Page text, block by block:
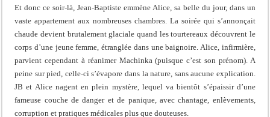
Et donc ce soir-là, Jean-Baptiste emmène Alice, sa belle du jour, dans un
vaste appartement aux nombreuses chambres. La soirée qui s’annonçait
chaude devient brutalement glaciale quand les tourtereaux découvrent le
corps d’une jeune femme, étranglée dans une baignoire. Alice, infirmière,
parvient cependant à réanimer Machinka (puisque c’est son prénom). A
peine sur pied, celle-ci s’évapore dans la nature, sans aucune explication.
JB et Alice nagent en plein mystère, lequel va bientôt s’épaissir d’une
fameuse couche de danger et de panique, avec chantage, enlèvements,
corruption et pratiques médicales plus que douteuses.